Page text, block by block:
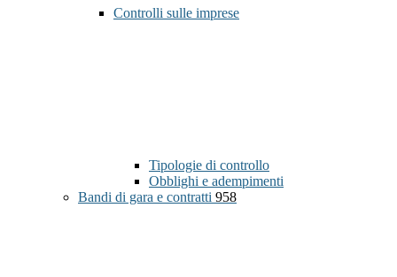
Controlli sulle imprese
Tipologie di controllo
Obblighi e adempimenti
Bandi di gara e contratti 958